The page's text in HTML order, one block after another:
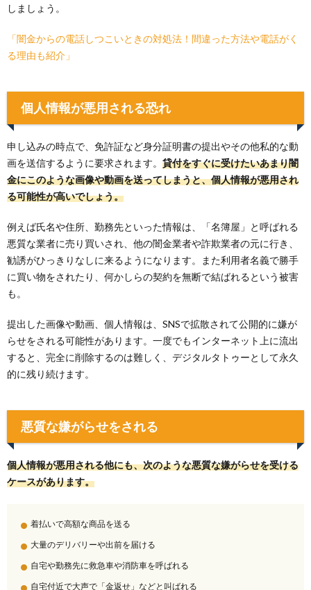
しましょう。
「闇金からの電話しつこいときの対処法！間違った方法や電話がく
る理由も紹介」
個人情報が悪用される恐れ
申し込みの時点で、免許証など身分証明書の提出やその他私的な動
画を送信するように要求されます。 貸付をすぐに受けたいあまり闇
金にこのような画像や動画を送ってしまうと、個人情報が悪用され
る可能性が高いでしょう。
例えば氏名や住所、勤務先といった情報は、「名簿屋」と呼ばれる
悪質な業者に売り買いされ、他の闇金業者や詐欺業者の元に行き、
勧誘がひっきりなしに来るようになります。また利用者名義で勝手
に買い物をされたり、何かしらの契約を無断で結ばれるという被害
も。
提出した画像や動画、個人情報は、SNSで拡散されて公開的に嫌が
らせをされる可能性があります。一度でもインターネット上に流出
すると、完全に削除するのは難しく、デジタルタトゥーとして永久
的に残り続けます。
悪質な嫌がらせをされる
個人情報が悪用される他にも、次のような悪質な嫌がらせを受ける
ケースがあります。
着払いで高額な商品を送る
大量のデリバリーや出前を届ける
自宅や勤務先に救急車や消防車を呼ばれる
自宅付近で大声で「金返せ」などと叫ばれる